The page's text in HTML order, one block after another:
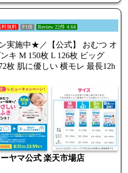
料無料 P1倍 Review 22件 4.64
実施中★／【公式】 おむつ オ
キ M 150枚 L 126枚 ビッグ
枚 肌に優しい 横モレ 最長12h
ヤマ公式 楽天市場店